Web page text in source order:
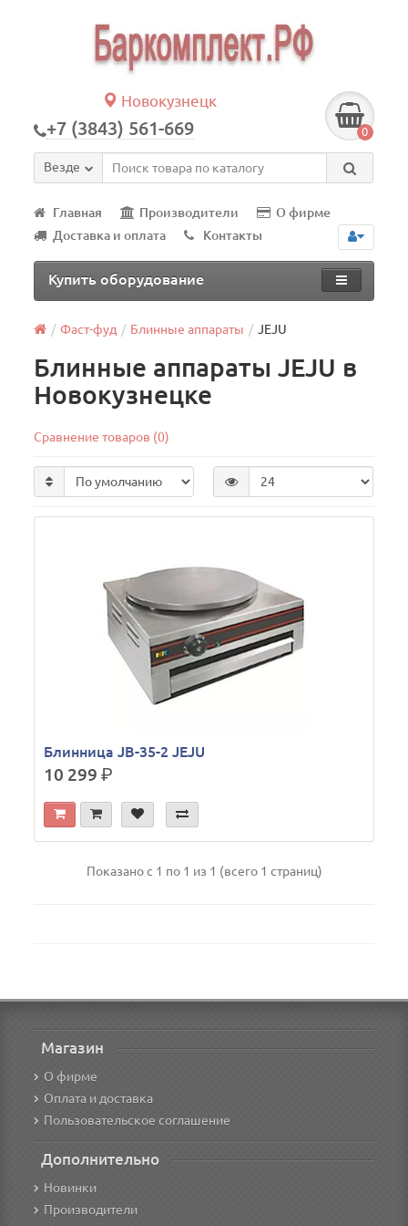
Новокузнецк
+7 (3843) 561-669 0
Везде
Главная Производители
О фирме
Доставка и оплата
Контакты
Купить оборудование
Фаст-фуд Блинные аппараты JEJU
Блинные аппараты JEJU в
Новокузнецке
Сравнение товаров (0)
Блинница JB-35-2 JEJU
10 299р.
Показано с 1 по 1 из 1 (всего 1 страниц)
Магазин
О фирме
Оплата и доставка
Пользовательское соглашение
Дополнительно
Новинки
Производители